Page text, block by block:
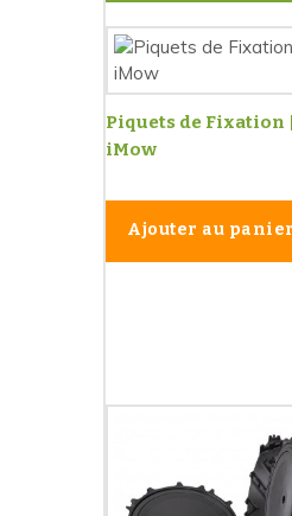
Piquets de Fixation
iMow
Ajouter au panier